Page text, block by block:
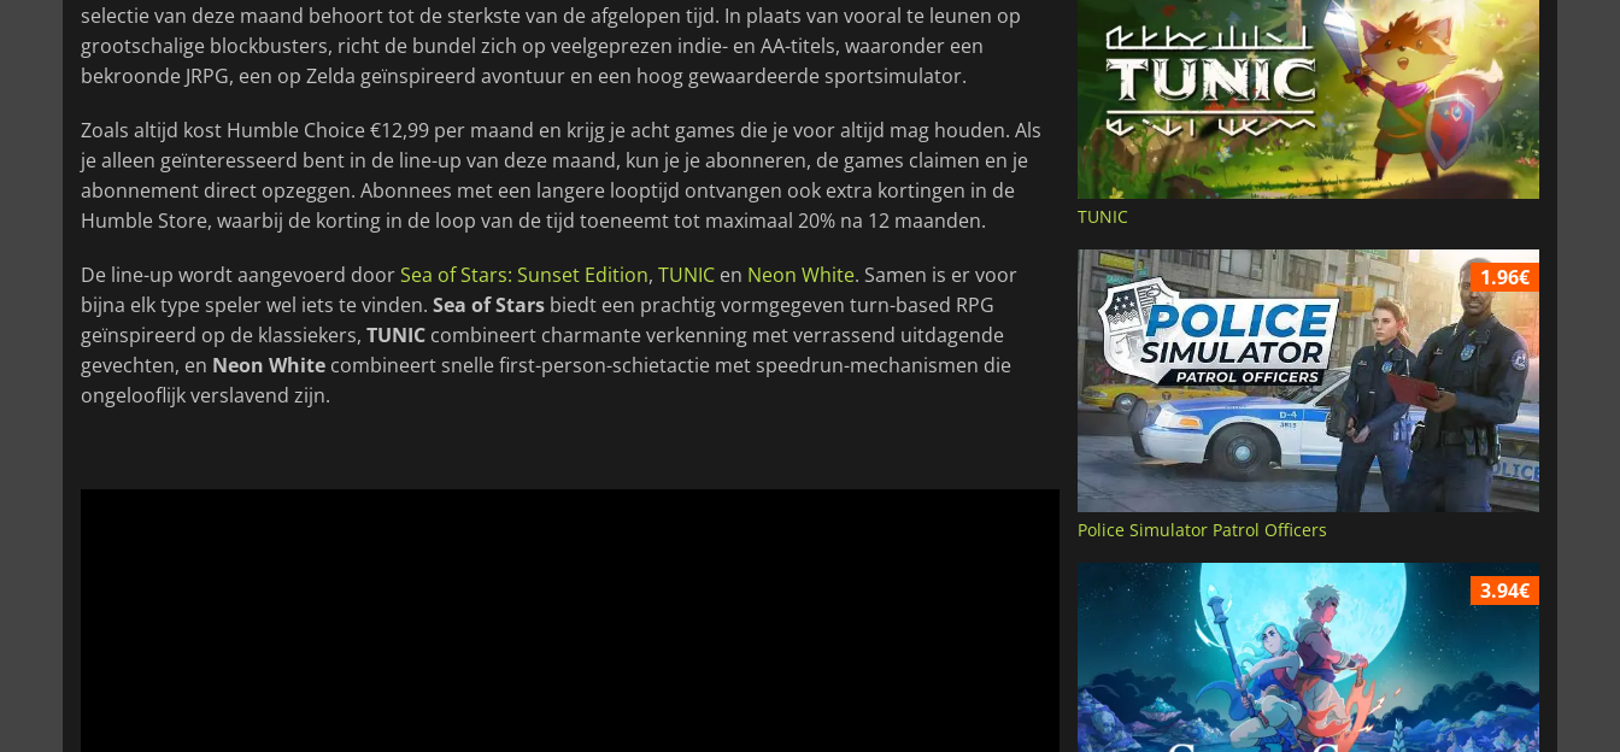
selectie van deze maand behoort tot de sterkste van de afgelopen tijd. In plaats van vooral te leunen op
grootschalige blockbusters, richt de bundel zich op veelgeprezen indie- en AA-titels, waaronder een
bekroonde JRPG, een op Zelda geïnspireerd avontuur en een hoog gewaardeerde sportsimulator.
Zoals altijd kost Humble Choice €12,99 per maand en krijg je acht games die je voor altijd mag houden. Als
je alleen geïnteresseerd bent in de line-up van deze maand, kun je je abonneren, de games claimen en je
abonnement direct opzeggen. Abonnees met een langere looptijd ontvangen ook extra kortingen in de
Humble Store, waarbij de korting in de loop van de tijd toeneemt tot maximaal 20% na 12 maanden.
De line-up wordt aangevoerd doorSea of Stars: Sunset Edition, TUNIC en Neon White. Samen is er voor
bijna elk type speler wel iets te vinden. Sea of Stars biedt een prachtig vormgegeven turn-based RPG
geïnspireerd op de klassiekers, TUNIC combineert charmante verkenning met verrassend uitdagende
gevechten, en Neon White combineert snelle first-person-schietactie met speedrun-mechanismen die
ongelooflijk verslavend zijn.
TUNIC
1.96€
Police Simulator Patrol Officers
3.94€